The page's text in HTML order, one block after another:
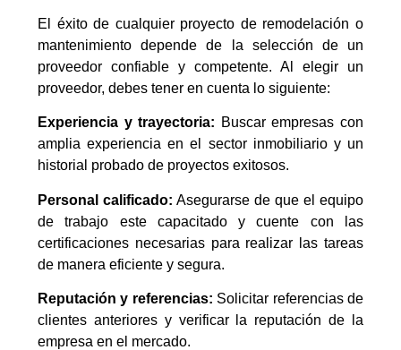
El éxito de cualquier proyecto de remodelación o
mantenimiento depende de la selección de un
proveedor confiable y competente. Al elegir un
proveedor, debes tener en cuenta lo siguiente:
Experiencia y trayectoria: Buscar empresas con
amplia experiencia en el sector inmobiliario y un
historial probado de proyectos exitosos.
Personal calificado: Asegurarse de que el equipo
de trabajo este capacitado y cuente con las
certificaciones necesarias para realizar las tareas
de manera eficiente y segura.
Reputación y referencias: Solicitar referencias de
clientes anteriores y verificar la reputación de la
empresa en el mercado.